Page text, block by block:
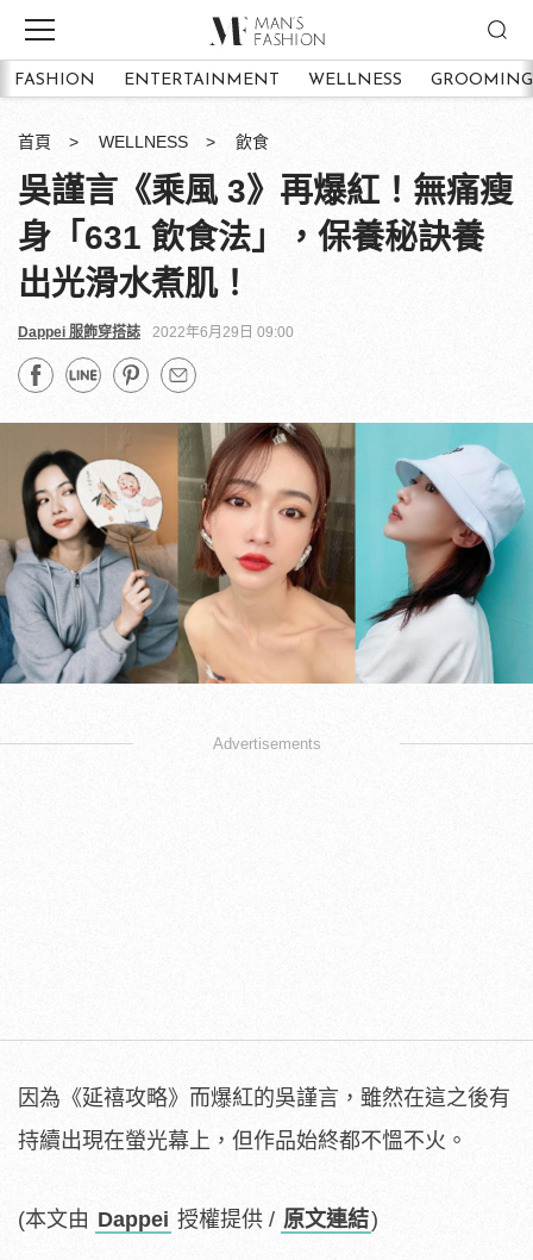
FASHION ENTERTAINMENT WELLNESS GROOMING
首頁 WELLNESS 飲食
吳謹言《乘風 3》再爆紅！無痛瘦
身「631 飲食法」，保養秘訣養
出光滑水煮肌！
Dappei 服飾穿搭誌 2022年6月29日 09:00
Advertisements
因為《延禧攻略》而爆紅的吳謹言，雖然在這之後有
持續出現在螢光幕上，但作品始終都不慍不火。
(本文由 Dappei 授權提供 / 原文連結)